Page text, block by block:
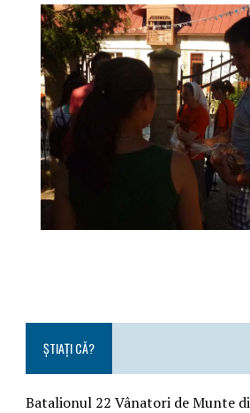
ȘTIAȚI CĂ?
Batalionul 22 Vânatori de Munte